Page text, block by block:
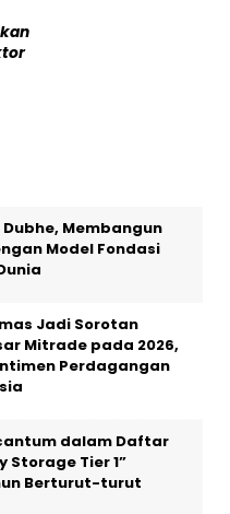
Membangun
Model Fondasi
Jadi Sorotan
Mitrade pada 2026,
Perdagangan
dalam Daftar
Storage Tier 1”
Berturut-turut